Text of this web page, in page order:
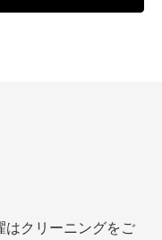
はクリーニングをご